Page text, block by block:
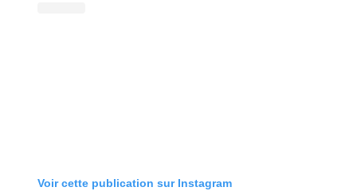
Voir cette publication sur Instagram